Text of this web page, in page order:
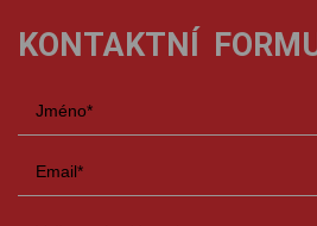
KONTAKTNÍ